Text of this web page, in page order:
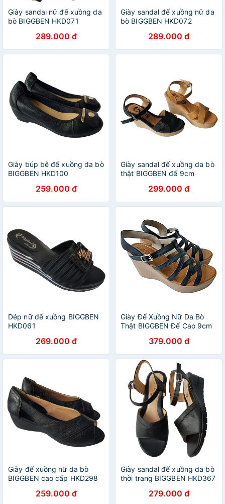
Giày sandal nữ đế xuồng da
bò BIGGBEN HKD071
289.000 đ
Giày sandal đế xuồng nữ da
bò BIGGBEN HKD072
289.000 đ
Giày búp bê đế xuồng da bò
BIGGBEN HKD100
259.000 đ
Giày sandal đế xuồng da bò
thật BIGGBEN đế 9cm
299.000 đ
Dép nữ đế xuồng BIGGBEN
HKD061
269.000 đ
Giày Đế Xuồng Nữ Da Bò
Thật BIGGBEN Đế Cao 9cm
379.000 đ
Giày đế xuồng nữ da bò
BIGGBEN cao cấp HKD298
259.000 đ
Giày sandal đế xuồng da bò
thời trang BIGGBEN HKD367
279.000 đ